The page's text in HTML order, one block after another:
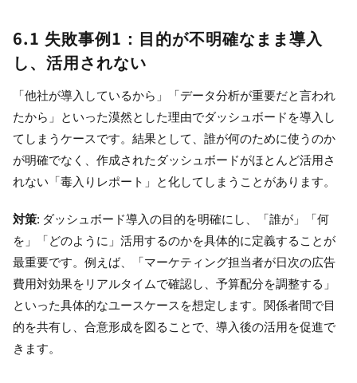
6.1 失敗事例1：目的が不明確なまま導入
し、活用されない
「他社が導入しているから」「データ分析が重要だと言われ
たから」といった漠然とした理由でダッシュボードを導入し
てしまうケースです。結果として、誰が何のために使うのか
が明確でなく、作成されたダッシュボードがほとんど活用さ
れない「毒入りレポート」と化してしまうことがあります。
対策: ダッシュボード導入の目的を明確にし、「誰が」「何
を」「どのように」活用するのかを具体的に定義することが
最重要です。例えば、「マーケティング担当者が日次の広告
費用対効果をリアルタイムで確認し、予算配分を調整する」
といった具体的なユースケースを想定します。関係者間で目
的を共有し、合意形成を図ることで、導入後の活用を促進で
きます。